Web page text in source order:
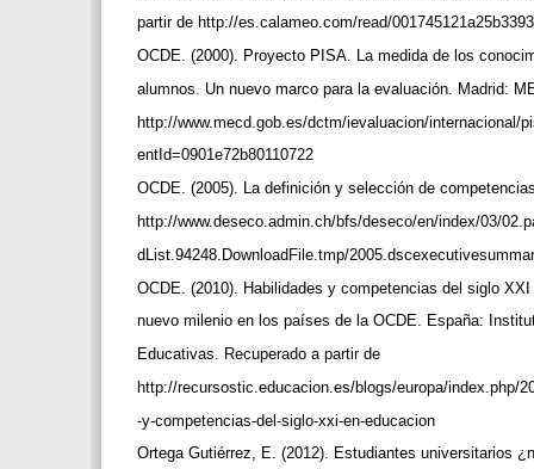
partir de http://es.calameo.com/read/
OCDE. (2000). Proyecto PISA. La medida de los
alumnos. Un nuevo marco para la evaluación. Madrid:
http://www.mecd.gob.es/dctm/ievaluacion/internacional/
entId=0901e72b80110722
OCDE. (2005). La definición y selección de
http://www.deseco.admin.ch/bfs/deseco/en/index/03/
dList.94248.DownloadFile.tmp/
OCDE. (2010). Habilidades y competencias del siglo
nuevo milenio en los países de la OCDE. España:
Educativas. Recuperado a partir de
http://recursostic.educacion.es/blogs/europa/index.php/
-y-competencias-del-siglo-xxi-en-educacion
Ortega Gutiérrez, E. (2012). Estudiantes universitarios